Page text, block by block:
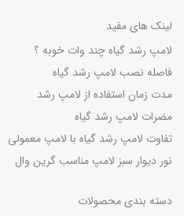
لینک های مفید
لامپ رشد گیاه چند وات خوبه ؟
فاصله نصب لامپ رشد گیاه
مدت زمان استفاده از لامپ رشد
مضرات لامپ رشد گیاه
تفاوت لامپ رشد گیاه با لامپ معمولی
نور دیوار سبز لامپ مناسب گرین وال
دسته بندی محصولات